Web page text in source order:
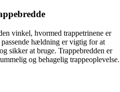
vinkel, hvormed trappetrinene er
hældning er vigtig for at
sikker at bruge. Trappebredden er
og behagelig trappeoplevelse.